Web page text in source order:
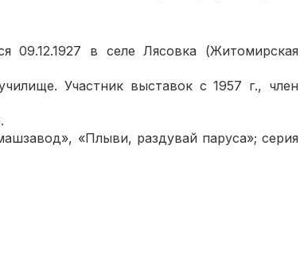
в селе Лясовка (Житомирская
Участник выставок с 1957 г., член
«Плыви, раздувай паруса»; серия